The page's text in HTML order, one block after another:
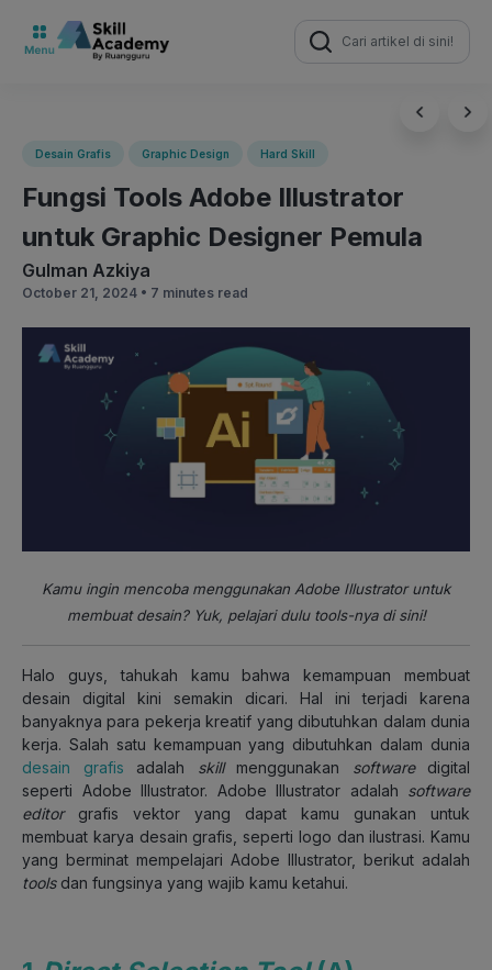
Search
for:
Desain Grafis Graphic Design Hard Skill
Fungsi Tools Adobe Illustrator
untuk Graphic Designer Pemula
Gulman Azkiya
October 21, 2024 • 7 minutes read
Kamu ingin mencoba menggunakan Adobe Illustrator untuk
membuat desain? Yuk, pelajari dulu tools-nya di sini!
Halo guys, tahukah kamu bahwa kemampuan membuat
desain digital kini semakin dicari. Hal ini terjadi karena
banyaknya para pekerja kreatif yang dibutuhkan dalam dunia
kerja. Salah satu kemampuan yang dibutuhkan dalam dunia
desain grafis adalah skill menggunakan softwaredigital
seperti Adobe Illustrator. Adobe Illustrator adalah software
editorgrafis vektor yang dapat kamu gunakan untuk
membuat karya desain grafis, seperti logo dan ilustrasi. Kamu
yang berminat mempelajari Adobe Illustrator, berikut adalah
toolsdan fungsinya yang wajib kamu ketahui.